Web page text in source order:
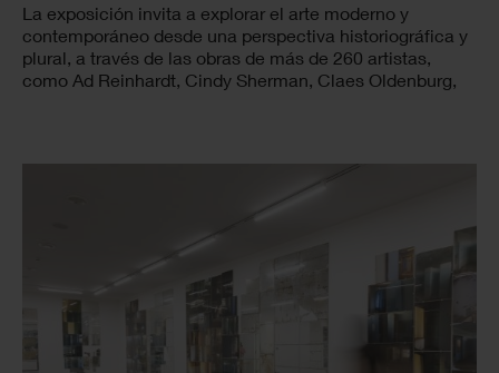
La exposición invita a explorar el arte moderno y
contemporáneo desde una perspectiva historiográfica y
plural, a través de las obras de más de 260 artistas,
como Ad Reinhardt, Cindy Sherman, Claes Oldenburg,